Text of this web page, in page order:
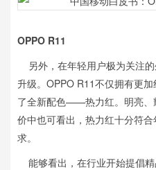
OPPO R11
另外，在年轻用户极为关注
升级。OPPO R11不仅拥有更
了全新配色——热力红。明亮、
价中也可看出，热力红十分符
求。
能够看出，在行业开始提倡